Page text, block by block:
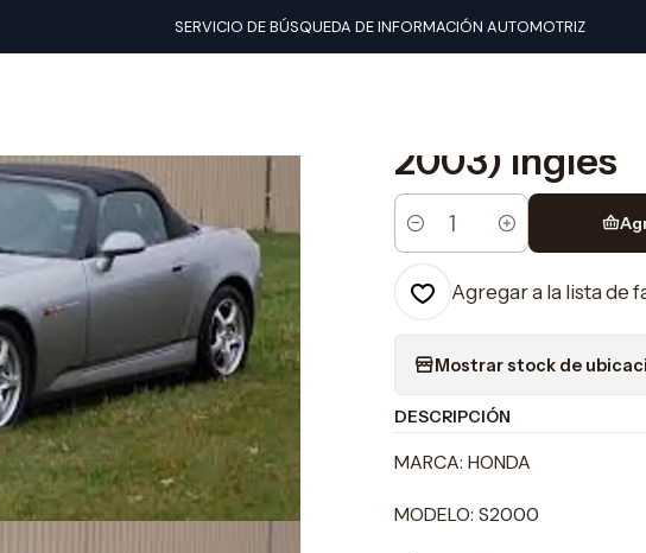
SERVICIO DE BÚSQUEDA DE INFORMACIÓN AUTOMOTRIZ
Manuales de taller Honda Manual De Taller Honda S2000 (1999-
Manual De
2003) Ingles
Cantidad
Agregar a la lista de
Mostrar stock de
DESCRIPCIÓN
MARCA: HONDA
MODELO: S2000